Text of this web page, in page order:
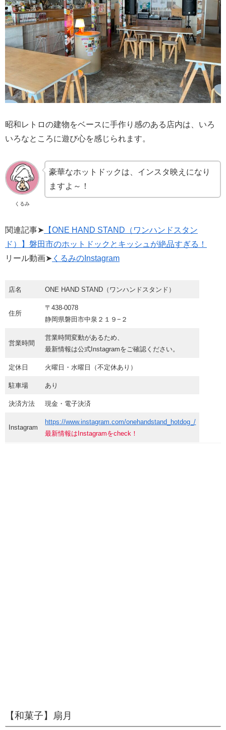
昭和レトロの建物をベースに手作り感のある店内は、いろ
いろなところに遊び心を感じられます。
くるみ
豪華なホットドックは、インスタ映えになり
ますよ～！
関連記事➤ 【ONE HAND STAND（ワンハンドスタン
ド）】磐田市のホットドックとキッシュが絶品すぎる！
リール動画➤ くるみのInstagram
店名 ONE HAND STAND（ワンハンドスタンド）
住所
〒438-0078
静岡県磐田市中泉２１９−２
営業時間
営業時間変動があるため、
最新情報は公式Instagramをご確認ください。
定休日 火曜日・水曜日（不定休あり）
駐車場 あり
決済方法 現金・電子決済
Instagram
https://www.instagram.com/onehandstand_hotdog_/
最新情報はInstagramをcheck！
【和菓子】扇月